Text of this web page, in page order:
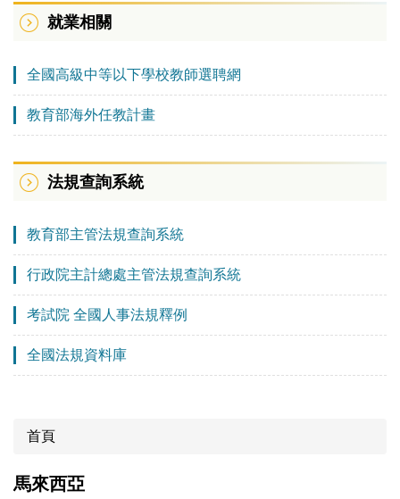
就業相關
全國高級中等以下學校教師選聘網
教育部海外任教計畫
法規查詢系統
教育部主管法規查詢系統
行政院主計總處主管法規查詢系統
考試院 全國人事法規釋例
全國法規資料庫
首頁
馬來西亞